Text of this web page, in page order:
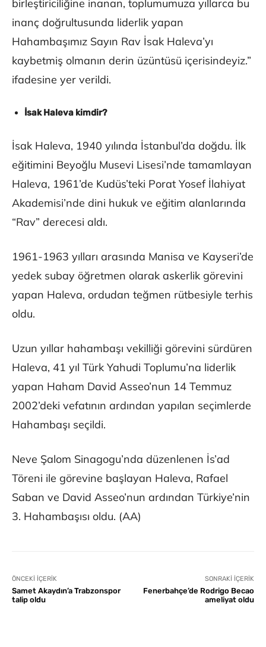
birleştiriciliğine inanan, toplumumuza yıllarca bu
inanç doğrultusunda liderlik yapan
Hahambaşımız Sayın Rav İsak Haleva’yı
kaybetmiş olmanın derin üzüntüsü içerisindeyiz.”
ifadesine yer verildi.
İsak Haleva kimdir?
İsak Haleva, 1940 yılında İstanbul’da doğdu. İlk
eğitimini Beyoğlu Musevi Lisesi’nde tamamlayan
Haleva, 1961’de Kudüs’teki Porat Yosef İlahiyat
Akademisi’nde dini hukuk ve eğitim alanlarında
“Rav” derecesi aldı.
1961-1963 yılları arasında Manisa ve Kayseri’de
yedek subay öğretmen olarak askerlik görevini
yapan Haleva, ordudan teğmen rütbesiyle terhis
oldu.
Uzun yıllar hahambaşı vekilliği görevini sürdüren
Haleva, 41 yıl Türk Yahudi Toplumu’na liderlik
yapan Haham David Asseo’nun 14 Temmuz
2002’deki vefatının ardından yapılan seçimlerde
Hahambaşı seçildi.
Neve Şalom Sinagogu’nda düzenlenen İs’ad
Töreni ile görevine başlayan Haleva, Rafael
Saban ve David Asseo’nun ardından Türkiye’nin
3. Hahambaşısı oldu. (AA)
ÖNCEKI İÇERIK
Samet Akaydın’a Trabzonspor
talip oldu
SONRAKI İÇERIK
Fenerbahçe’de Rodrigo Becao
ameliyat oldu